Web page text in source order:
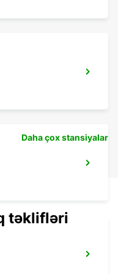
Daha çox stansiyalar
təklifləri